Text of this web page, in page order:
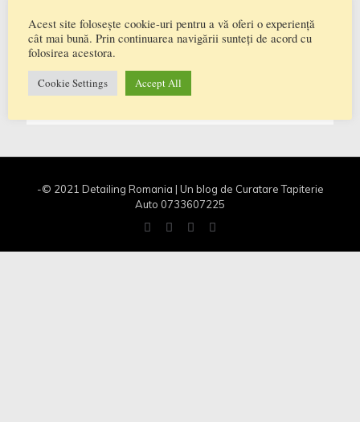
Aspirator profesional cu sistem aburi ELSEA STEAM
WAVE – dezinfectie aburi curatare spalare injectie
extractie cu aburi ELSEA STEAM WAVE afost creat in
-© 2021 Detailing Romania | Un blog de Curatare Tapiterie
Auto 0733607225
Acest site folosește cookie-uri pentru a vă oferi o experiență
cât mai bună. Prin continuarea navigării sunteți de acord cu
folosirea acestora.
Cookie Settings Accept All